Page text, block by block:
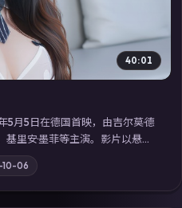
40:01
5月5日在德国首映，由吉尔莫·德
里安·墨菲等主演。影片以悬疑
全城关注的生死营救；摄影与
「国产免费观看高清电视剧在
，畅享高清在线追剧体验。
10-06